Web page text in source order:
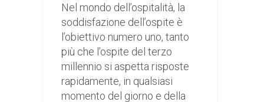
Nel mondo dell’ospitalità, la
soddisfazione dell’ospite è
l’obiettivo numero uno, tanto
più che l’ospite del terzo
millennio si aspetta risposte
rapidamente, in qualsiasi
momento del giorno e della